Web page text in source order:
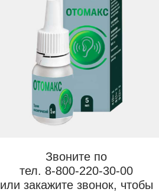
Звоните по
тел. 8-800-220-30-00
или закажите звонок, чтобы